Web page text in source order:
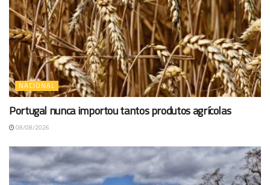
NACIONAL
Portugal nunca importou tantos produtos agrícolas
08/08/2026